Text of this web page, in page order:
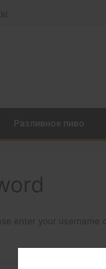
Разливное пиво
enter your